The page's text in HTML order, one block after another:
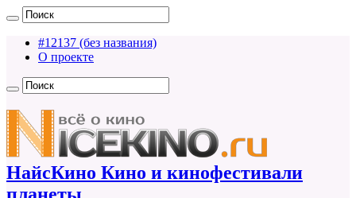
#12137 (без названия)
О проекте
НайсКино Кино и кинофестивали